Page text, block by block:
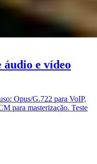
áudio e vídeo
Opus/G.722 para VoIP,
para masterização. Teste